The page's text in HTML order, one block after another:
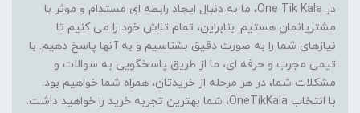
در One Tik Kala، ما به دنبال ایجاد رابطه ای مستدام و موثر با
مشتریانمان هستیم. بنابراین، تمام تلاش خود را می کنیم تا
نیازهای شما را به صورت دقیق بشناسیم و به آنها پاسخ دهیم. با
تیمی مجرب و حرفه ای، ما از طریق پاسخگویی به سوالات و
مشکلات شما، در هر مرحله از خریدتان، همراه شما خواهیم بود.
با انتخاب OneTikKala، شما بهترین تجربه خرید را خواهید داشت.